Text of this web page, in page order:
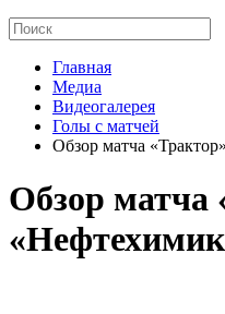
Главная
Медиа
Видеогалерея
Голы с матчей
Обзор матча
Обзор матча